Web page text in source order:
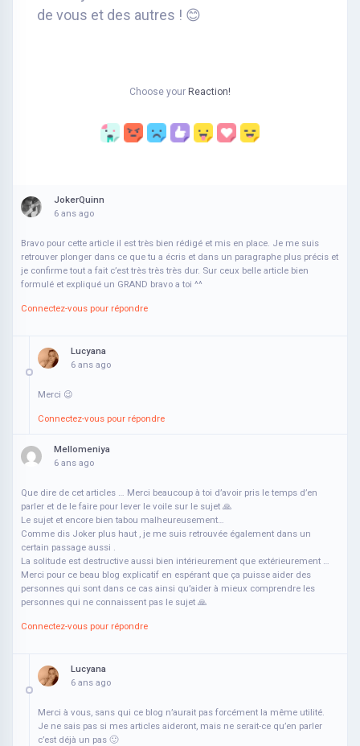
de vous et des autres ! 😊
Choose your Reaction!
JokerQuinn
6 ans ago
Bravo pour cette article il est très bien rédigé et mis en place. Je me suis
retrouver plonger dans ce que tu a écris et dans un paragraphe plus précis et
je confirme tout a fait c’est très très très dur. Sur ceux belle article bien
formulé et expliqué un GRAND bravo a toi ^^
Connectez-vous pour répondre
Lucyana
6 ans ago
Merci 😉
Connectez-vous pour répondre
Mellomeniya
6 ans ago
Que dire de cet articles … Merci beaucoup à toi d’avoir pris le temps d’en
parler et de le faire pour lever le voile sur le sujet 🙏
Le sujet et encore bien tabou malheureusement…
Comme dis Joker plus haut , je me suis retrouvée également dans un
certain passage aussi .
La solitude est destructive aussi bien intérieurement que extérieurement …
Merci pour ce beau blog explicatif en espérant que ça puisse aider des
personnes qui sont dans ce cas ainsi qu’aider à mieux comprendre les
personnes qui ne connaissent pas le sujet 🙏
Connectez-vous pour répondre
Lucyana
6 ans ago
Merci à vous, sans qui ce blog n’aurait pas forcément la même utilité.
Je ne sais pas si mes articles aideront, mais ne serait-ce qu’en parler
c’est déjà un pas 🙂